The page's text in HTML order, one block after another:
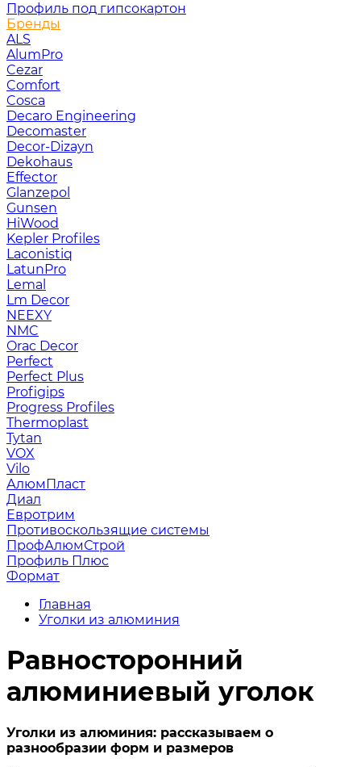
Профиль под гипсокартон
Бренды
ALS
AlumPro
Cezar
Comfort
Cosca
Decaro Engineering
Decomaster
Decor-Dizayn
Dekohaus
Effector
Glanzepol
Gunsen
HiWood
Kepler Profiles
Laconistiq
LatunPro
Lemal
Lm Decor
NEEXY
NMC
Orac Decor
Perfect
Perfect Plus
Profigips
Progress Profiles
Thermoplast
Tytan
VOX
Vilo
АлюмПласт
Диал
Евротрим
Противоскользящие системы
ПрофАлюмСтрой
Профиль Плюс
Формат
Главная
Уголки из алюминия
Равносторонний
алюминиевый уголок
Уголки из алюминия: рассказываем о
разнообразии форм и размеров